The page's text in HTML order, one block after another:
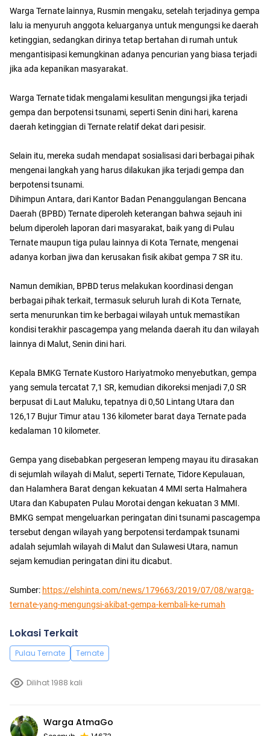
Warga Ternate lainnya, Rusmin mengaku, setelah terjadinya gempa
lalu ia menyuruh anggota keluarganya untuk mengungsi ke daerah
ketinggian, sedangkan dirinya tetap bertahan di rumah untuk
mengantisipasi kemungkinan adanya pencurian yang biasa terjadi
jika ada kepanikan masyarakat.
Warga Ternate tidak mengalami kesulitan mengungsi jika terjadi
gempa dan berpotensi tsunami, seperti Senin dini hari, karena
daerah ketinggian di Ternate relatif dekat dari pesisir.
Selain itu, mereka sudah mendapat sosialisasi dari berbagai pihak
mengenai langkah yang harus dilakukan jika terjadi gempa dan
berpotensi tsunami.
Dihimpun Antara, dari Kantor Badan Penanggulangan Bencana
Daerah (BPBD) Ternate diperoleh keterangan bahwa sejauh ini
belum diperoleh laporan dari masyarakat, baik yang di Pulau
Ternate maupun tiga pulau lainnya di Kota Ternate, mengenai
adanya korban jiwa dan kerusakan fisik akibat gempa 7 SR itu.
Namun demikian, BPBD terus melakukan koordinasi dengan
berbagai pihak terkait, termasuk seluruh lurah di Kota Ternate,
serta menurunkan tim ke berbagai wilayah untuk memastikan
kondisi terakhir pascagempa yang melanda daerah itu dan wilayah
lainnya di Malut, Senin dini hari.
Kepala BMKG Ternate Kustoro Hariyatmoko menyebutkan, gempa
yang semula tercatat 7,1 SR, kemudian dikoreksi menjadi 7,0 SR
berpusat di Laut Maluku, tepatnya di 0,50 Lintang Utara dan
126,17 Bujur Timur atau 136 kilometer barat daya Ternate pada
kedalaman 10 kilometer.
Gempa yang disebabkan pergeseran lempeng mayau itu dirasakan
di sejumlah wilayah di Malut, seperti Ternate, Tidore Kepulauan,
dan Halamhera Barat dengan kekuatan 4 MMI serta Halmahera
Utara dan Kabupaten Pulau Morotai dengan kekuatan 3 MMI.
BMKG sempat mengeluarkan peringatan dini tsunami pascagempa
tersebut dengan wilayah yang berpotensi terdampak tsunami
adalah sejumlah wilayah di Malut dan Sulawesi Utara, namun
sejam kemudian peringatan dini itu dicabut.
Sumber: https://elshinta.com/news/179663/2019/07/08/warga-
ternate-yang-mengungsi-akibat-gempa-kembali-ke-rumah
Lokasi Terkait
Pulau Ternate Ternate
Dilihat 1988 kali
Warga AtmaGo